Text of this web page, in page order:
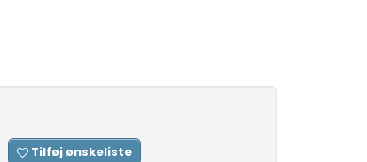
Tilføj ønskeliste